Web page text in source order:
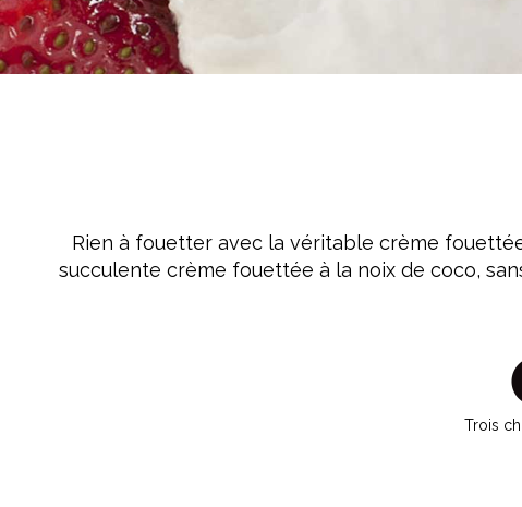
Crème Fouettée
Yogourt
Rien à fouetter avec la véritable crème
succulente crème fouettée à la noix de coco,
Trois